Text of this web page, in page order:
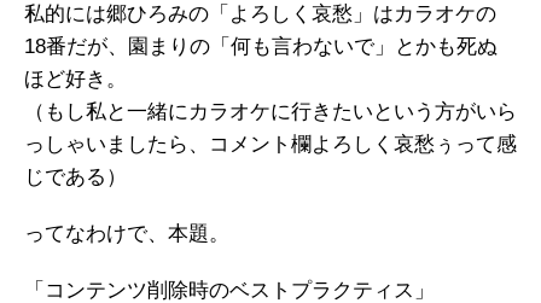
私的には郷ひろみの「よろしく哀愁」はカラオケの
18番だが、園まりの「何も言わないで」とかも死ぬ
ほど好き。
（もし私と一緒にカラオケに行きたいという方がいら
っしゃいましたら、コメント欄よろしく哀愁ぅって感
じである）
ってなわけで、本題。
「コンテンツ削除時のベストプラクティス」